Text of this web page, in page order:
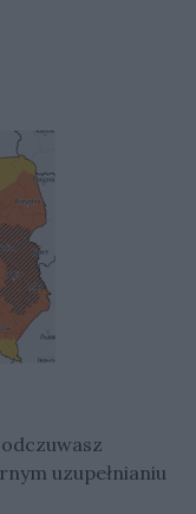
uzupełnianiu